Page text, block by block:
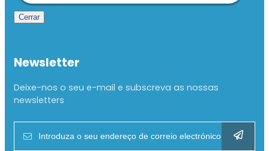
Cerrar
Newsletter
Deixe-nos o seu e-mail e subscreva as nossas
newsletters